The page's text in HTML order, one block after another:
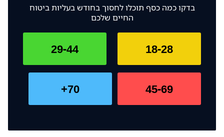
בדקו כמה כסף תוכלו לחסוך בחודש בעליות ביטוח
החיים שלכם
18-28
29-44
45-69
70+